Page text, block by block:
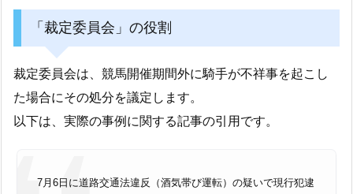
「裁定委員会」の役割
裁定委員会は、競馬開催期間外に騎手が不祥事を起こし
た場合にその処分を議定します。
以下は、実際の事例に関する記事の引用です。
7月6日に道路交通法違反（酒気帯び運転）の疑いで現行犯逮